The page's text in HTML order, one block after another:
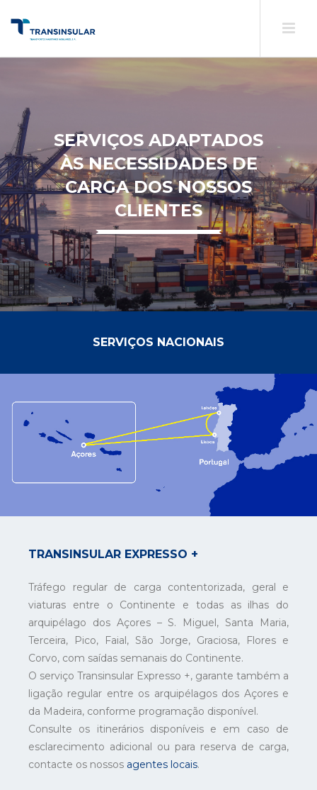
SERVIÇOS ADAPTADOS
ÀS NECESSIDADES DE
CARGA DOS NOSSOS
CLIENTES
SERVIÇOS NACIONAIS
TRANSINSULAR EXPRESSO +
Tráfego regular de carga contentorizada, geral e
viaturas entre o Continente e todas as ilhas do
arquipélago dos Açores – S. Miguel, Santa Maria,
Terceira, Pico, Faial, São Jorge, Graciosa, Flores e
Corvo, com saídas semanais do Continente.
O serviço Transinsular Expresso +, garante também a
ligação regular entre os arquipélagos dos Açores e
da Madeira, conforme programação disponível.
Consulte os itinerários disponíveis e em caso de
esclarecimento adicional ou para reserva de carga,
contacte os nossos agentes locais.